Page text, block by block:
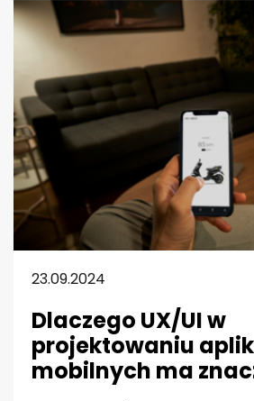
23.09.2024
Dlaczego UX/UI w
projektowaniu
mobilnych ma